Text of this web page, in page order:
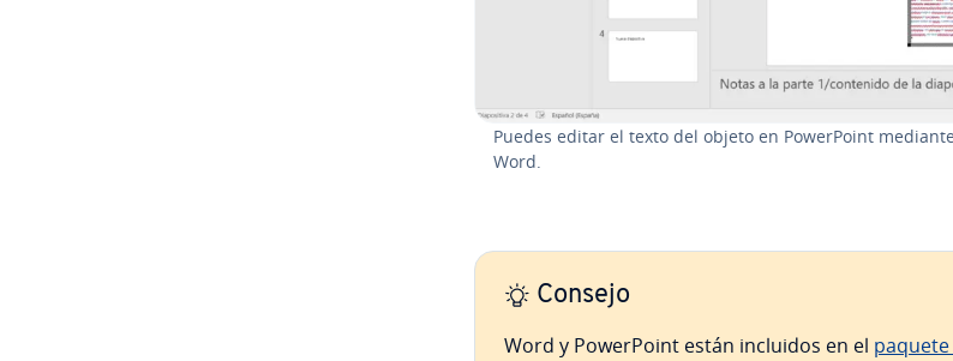
Puedes editar el texto del objeto en Po­we­r­Poi­nt
Word.
Consejo
Word y Po­we­r­Poi­nt están incluidos en el